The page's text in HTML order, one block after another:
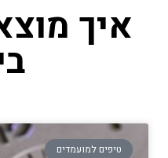
איך
טיפים למועמדים